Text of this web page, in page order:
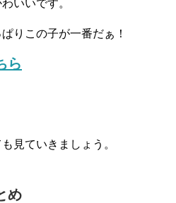
いいです。
りこの子が一番だぁ！
ら
見ていきましょう。
め